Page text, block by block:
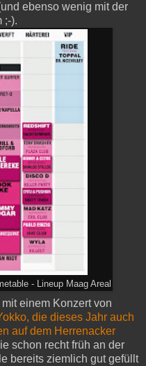
ebenso wenig mit der
;-).
- Lineup Maag Areal
einem Konzert von
die dieses Jahr auch
auf dem Herrenacker
schon recht früh an der
bereits ziemlich gut gefüllt